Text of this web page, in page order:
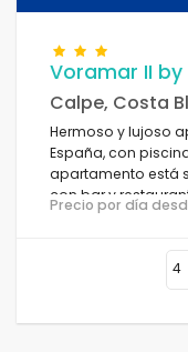
Voramar II
Calpe, Costa
Hermoso y lujoso
España, con
apartamento está
con bar y
cerca de tiendas y
Precio por día
4